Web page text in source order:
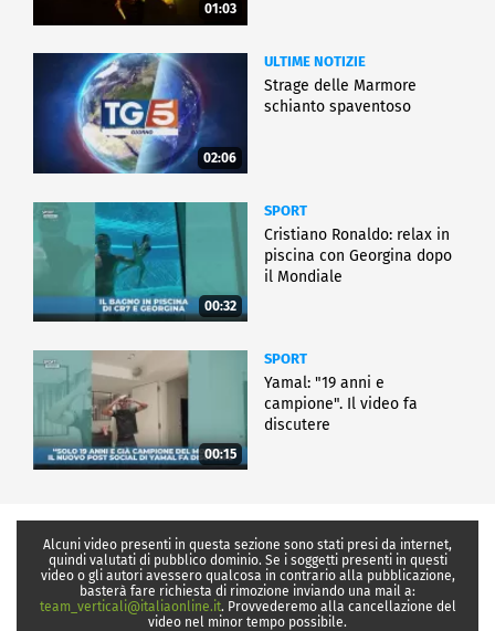
01:03
02:06
ULTIME NOTIZIE
Strage delle Marmore
schianto spaventoso
00:32
SPORT
Cristiano Ronaldo: relax in
piscina con Georgina dopo
il Mondiale
00:15
SPORT
Yamal: "19 anni e
campione". Il video fa
discutere
Alcuni video presenti in questa sezione sono stati presi da internet,
quindi valutati di pubblico dominio. Se i soggetti presenti in questi
video o gli autori avessero qualcosa in contrario alla pubblicazione,
basterà fare richiesta di rimozione inviando una mail a:
team_verticali@italiaonline.it. Provvederemo alla cancellazione del
video nel minor tempo possibile.